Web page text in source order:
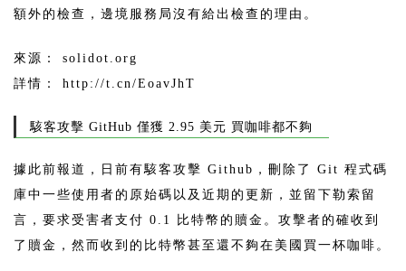
額外的檢查，邊境服務局沒有給出檢查的理由。
來源： solidot.org
詳情： http://t.cn/EoavJhT
駭客攻擊 GitHub 僅獲 2.95 美元 買咖啡都不夠
據此前報道，日前有駭客攻擊 Github，刪除了 Git 程式碼
庫中一些使用者的原始碼以及近期的更新，並留下勒索留
言，要求受害者支付 0.1 比特幣的贖金。攻擊者的確收到
了贖金，然而收到的比特幣甚至還不夠在美國買一杯咖啡。